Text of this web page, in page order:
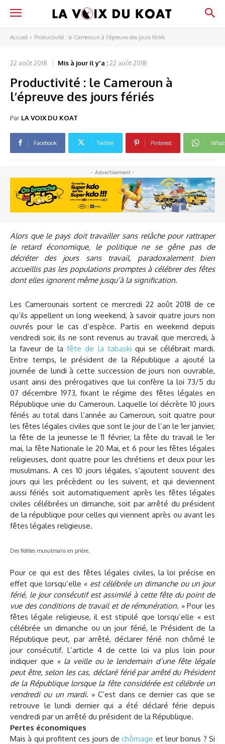
Accueil Productivité : le Cameroun à l’épreuve des jours fériés
22 août 2018 Mis à jour il y'a :22 août 2018
Productivité : le Cameroun à
l’épreuve des jours fériés
Par LA VOIX DU KOAT
Facebook Twitter Pinterest
- Advertisement -
Alors que le pays doit travailler sans relâche pour rattraper
le retard économique, le politique ne se gêne pas de
décréter des jours sans travail, paradoxalement bien
accueillis pas les populations promptes à célébrer des fêtes
dont elles ignorent même jusqu’à la signification.
Les Camerounais sortent ce mercredi 22 août 2018 de ce
qu’ils appellent un long weekend, à savoir quatre jours non
ouvrés pour le cas d’espèce. Partis en weekend depuis
vendredi soir, ils ne sont revenus au travail que mercredi, à
la faveur de lafête de la tabaski qui se célébrait mardi.
Entre temps, le président de la République a ajouté la
journée de lundi à cette succession de jours non ouvrable,
usant ainsi des prérogatives que lui confère la loi 73/5 du
07 décembre 1973, fixant le régime des fêtes légales en
République unie du Cameroun. Laquelle loi décrète 10 jours
fériés au total dans l’année au Cameroun, soit quatre pour
les fêtes légales civiles que sont le jour de l’an le 1er janvier,
la fête de la jeunesse le 11 février, la fête du travail le 1er
mai, la fête Nationale le 20 Mai, et 6 pour les fêtes légales
religieuses, dont quatre pour les chrétiens et deux pour les
musulmans. A ces 10 jours légales, s’ajoutent souvent des
jours qui les précèdent ou les suivent, et qui deviennent
aussi fériés soit automatiquement après les fêtes légales
civiles célébrées un dimanche, soit par arrêté du président
de la république pour celles qui viennent après ou avant les
fêtes légales religieuse.
Des fidèles musulmans en prière.
Pour ce qui est des fêtes légales civiles, la loi précise en
effet que lorsqu’elle « est célébrée un dimanche ou un jour
férié, le jour consécutif est assimilé à cette fête du point de
vue des conditions de travail et de rémunération. » Pour les
fêtes légale religieuse, il est stipulé que lorsqu’elle « est
célébrée un dimanche ou un jour férié, le Président de la
République peut, par arrêté, déclarer férié non chômé le
jour consécutif. L’article 4 de cette loi va plus loin pour
indiquer que « la veille ou le lendemain d’une fête légale
peut être, selon les cas, déclaré férié par arrêté du Président
de la République lorsque la fête considérée est célébrée un
vendredi ou un mardi. » C’est dans ce dernier cas que se
retrouve le lundi dernier qui a été déclaré férie depuis
vendredi par un arrêté du président de la République.
Pertes économiques
Mais à qui profitent ces jours dechômage et leur bonus ? Si